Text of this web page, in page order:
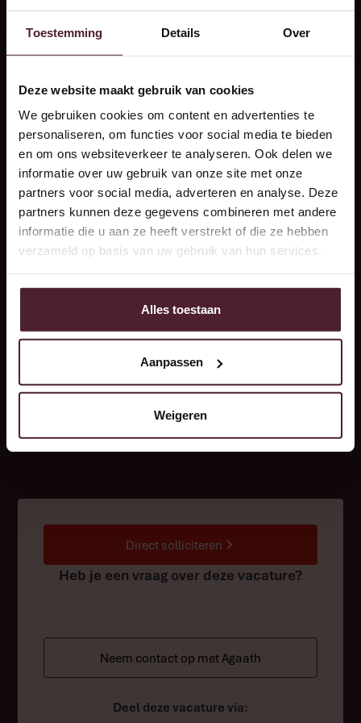
Toestemming Details Over
Deze website maakt gebruik van cookies
We gebruiken cookies om content en advertenties te
personaliseren, om functies voor social media te bieden
en om ons websiteverkeer te analyseren. Ook delen we
informatie over uw gebruik van onze site met onze
partners voor social media, adverteren en analyse. Deze
partners kunnen deze gegevens combineren met andere
informatie die u aan ze heeft verstrekt of die ze hebben
verzameld op basis van uw gebruik van hun services.
Alles toestaan
Aanpassen
Weigeren
✅ Je bent leergierig, betrouwbaar en hebt een gezonde
slag gaan
✅ Je staat open voor werken in een 3-ploegenrooster
na je opleiding
Direct solliciteren
Heb je een vraag over deze vacature?
Neem contact op met Agaath
Deel deze vacature via: